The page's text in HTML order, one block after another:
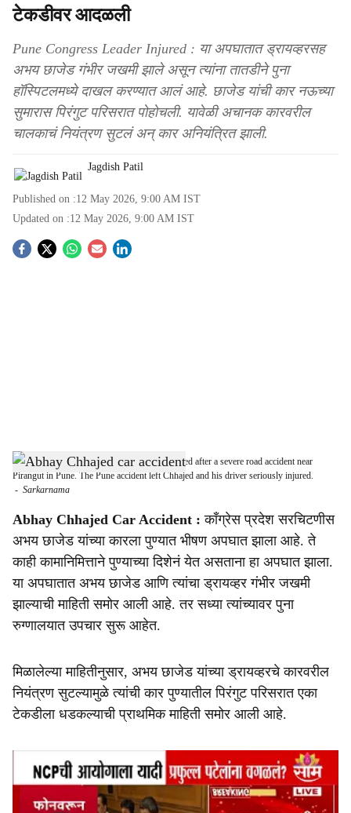
टेकडीवर आदळली
Pune Congress Leader Injured : या अपघातात ड्रायव्हरसह
अभय छाजेड गंभीर जखमी झाले असून त्यांना तातडीने पुना
हॉस्पिटलमध्ये दाखल करण्यात आलं आहे. छाजेड यांची कार नऊच्या
सुमारास पिरंगुट परिसरात पोहोचली. यावेळी अचानक कारवरील
चालकाचं नियंत्रण सुटलं अन् कार अनियंत्रित झाली.
Jagdish Patil
Published on :12 May 2026, 9:00 AM IST
Updated on :12 May 2026, 9:00 AM IST
S
h
r
e
Damaged car of Congress leader Abhay Chhajed after a severe road accident near
Pirangut in Pune. The Pune accident left Chhajed and his driver seriously injured.
- Sarkarnama
Abhay Chhajed Car Accident : काँग्रेस प्रदेश सरचिटणीस
अभय छाजेड यांच्या कारला पुण्यात भीषण अपघात झाला आहे. ते
काही कामानिमित्ताने पुण्याच्या दिशेनं येत असताना हा अपघात झाला.
या अपघातात अभय छाजेड आणि त्यांचा ड्रायव्हर गंभीर जखमी
झाल्याची माहिती समोर आली आहे. तर सध्या त्यांच्यावर पुना
रुग्णालयात उपचार सुरू आहेत.
मिळालेल्या माहितीनुसार, अभय छाजेड यांच्या ड्रायव्हरचे कारवरील
नियंत्रण सुटल्यामुळे त्यांची कार पुण्यातील पिरंगुट परिसरात एका
टेकडीला धडकल्याची प्राथमिक माहिती समोर आली आहे.